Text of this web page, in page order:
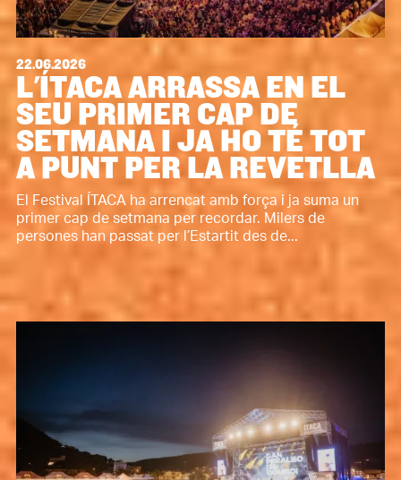
22.06.2026
L'ÍTACA ARRASSA EN EL
SEU PRIMER CAP DE
SETMANA I JA HO TÉ TOT
A PUNT PER LA REVETLLA
El Festival ÍTACA ha arrencat amb força i ja suma un
primer cap de setmana per recordar. Milers de
persones han passat per l’Estartit des de...